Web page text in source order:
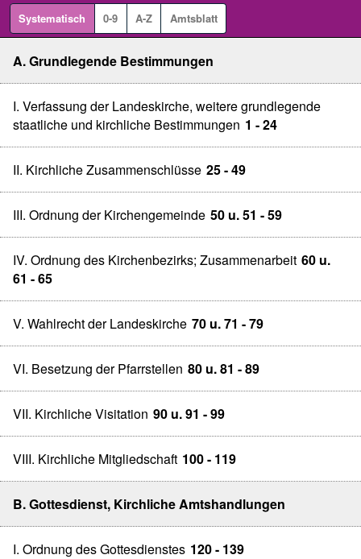
Systematisch 0-9 A-Z Amtsblatt
A. Grundlegende Bestimmungen
I. Verfassung der Landeskirche, weitere grundlegende
staatliche und kirchliche Bestimmungen 1 - 24
II. Kirchliche Zusammenschlüsse 25 - 49
III. Ordnung der Kirchengemeinde 50 u. 51 - 59
IV. Ordnung des Kirchenbezirks; Zusammenarbeit 60 u.
61 - 65
V. Wahlrecht der Landeskirche 70 u. 71 - 79
VI. Besetzung der Pfarrstellen 80 u. 81 - 89
VII. Kirchliche Visitation 90 u. 91 - 99
VIII. Kirchliche Mitgliedschaft 100 - 119
B. Gottesdienst, Kirchliche Amtshandlungen
I. Ordnung des Gottesdienstes 120 - 139